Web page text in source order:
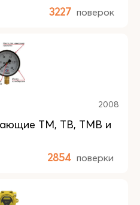
3227 поверок
2008
ТМ, ТВ, ТМВ и
2854 поверки